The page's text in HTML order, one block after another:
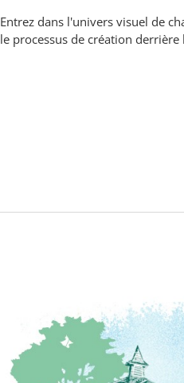
Entrez dans l'univers visuel de
le processus de création